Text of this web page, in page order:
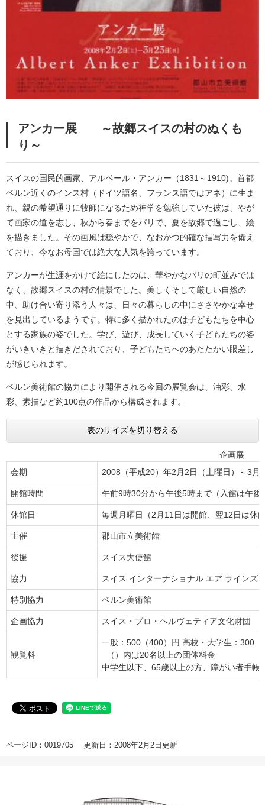
アンカー展 ～故郷スイスの村のぬくも
り～
スイスの国民的画家、アルベール・アンカー（1831～1910)。首都
ベルン近くのインス村（ドイツ語名、フランス語ではアネ）に生ま
れ、親の希望通りに牧師になるため神学を勉強していた彼は、やが
て画家の道を志し、秋から春までをパリで、夏を故郷で過ごし、絵
を描きました。その画風は穏やかで、なおかつ的確な描写力を備え
ており、今なお母国では絶大な人気を誇っています。
アンカーが生涯をかけて絵にしたのは、華やかなパリの町並みでは
なく、故郷スイスの村の情景でした。美しくそして厳しい自然の
中、助け合い寄り添う人々は、日々の暮らしの中にささやかな幸せ
を見出しているようです。特に多く描かれたのは子どもたちを中心
とする家族の姿でした。学び、遊び、成長していく子どもたちの姿
がいきいきと描きだされており、子どもたちへのあたたかい眼差し
が感じられます。
ベルン美術館の協力により開催される今回の展覧会は、油彩、水
彩、素描など約100点の作品から構成されます。
表のサイズを切り替える
企画展
会期
2008（平成20）年2月2日（土曜日）～3月
開館時間 午前9時30分から午後5時まで（入館は午後
休館日 毎週月曜日（2月11日は開館、翌12日は休
主催 郡山市立美術館
後援 スイス大使館
協力 スイス インターナショナル エア ラインズ
特別協力 ベルン美術館
企画協力 スイス・プロ・ヘルヴェティア文化財団
観覧料
一般：500（400）円 高校・大学生：300（
（）内は20名以上の団体料金
中学生以下、65歳以上の方、障がい者手帳
ページID：0019705 更新日：2008年2月2日更新